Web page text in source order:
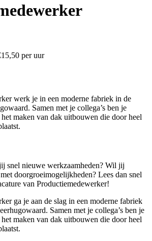
per uur
werk je in een moderne fabriek in de
Samen met je collega’s ben je
maken van dak uitbouwen die door heel
snel nieuwe werkzaamheden? Wil jij
doorgroeimogelijkheden? Lees dan snel
van Productiemedewerker!
ga je aan de slag in een moderne fabriek
Samen met je collega’s ben je
maken van dak uitbouwen die door heel